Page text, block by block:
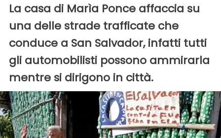
La casa di Marìa Ponce affaccia su
una delle strade trafficate che
conduce a San Salvador, infatti tutti
gli automobilisti possono ammirarla
mentre si dirigono in città.